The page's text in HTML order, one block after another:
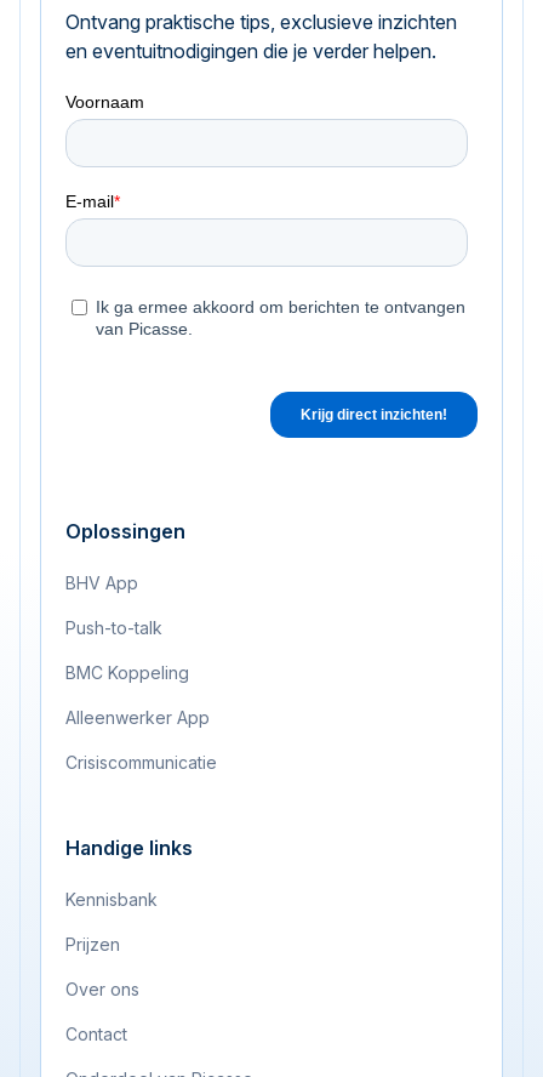
Ontvang praktische tips, exclusieve inzichten
en eventuitnodigingen die je verder helpen.
Oplossingen
BHV App
Push-to-talk
BMC Koppeling
Alleenwerker App
Crisiscommunicatie
Handige links
Kennisbank
Prijzen
Over ons
Contact